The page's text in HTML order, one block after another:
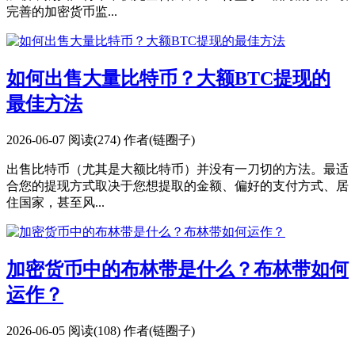
完善的加密货币监...
如何出售大量比特币？大额BTC提现的
最佳方法
2026-06-07 阅读(274) 作者(链圈子)
出售比特币（尤其是大额比特币）并没有一刀切的方法。最适
合您的提现方式取决于您想提取的金额、偏好的支付方式、居
住国家，甚至风...
加密货币中的布林带是什么？布林带如何
运作？
2026-06-05 阅读(108) 作者(链圈子)